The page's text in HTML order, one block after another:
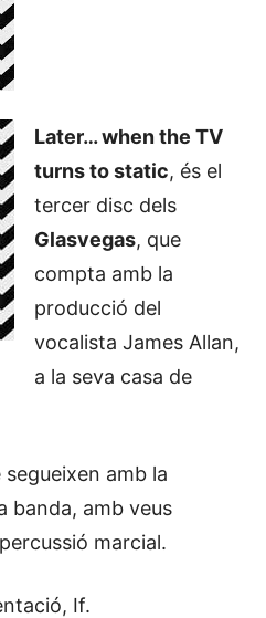
Later… when the TV
turns to static, és el
tercer disc dels
Glasvegas, que
compta amb la
producció del
vocalista James Allan,
a la seva casa de
amb la
banda, amb veus
marcial.
If.